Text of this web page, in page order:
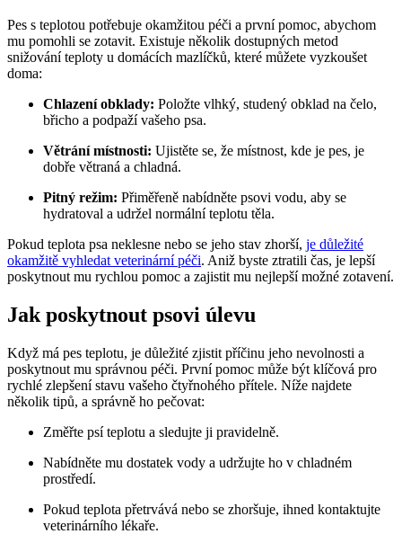
Pes s teplotou potřebuje okamžitou péči a první pomoc, abychom
mu pomohli se zotavit. Existuje několik dostupných metod
snižování teploty u domácích mazlíčků, které ⁢můžete vyzkoušet
doma:
Chlazení obklady: Položte vlhký, studený obklad na čelo,
břicho a⁤ podpaží vašeho psa.
Větrání ⁢místnosti: Ujistěte se, že místnost, kde je pes, je
dobře větraná ⁢a chladná.
Pitný⁣ režim: Přiměřeně nabídněte psovi vodu, ‍aby se‍
hydratoval a udržel normální teplotu těla.
Pokud teplota psa neklesne nebo se ‌jeho‍ stav zhorší, je důležité
okamžitě vyhledat veterinární péči. Aniž byste ztratili čas, je lepší
poskytnout mu rychlou pomoc a zajistit mu nejlepší ⁢možné zotavení.
Jak poskytnout⁢ psovi úlevu
Když má pes teplotu, je důležité zjistit příčinu jeho‍ nevolnosti a
poskytnout mu ​správnou péči. První pomoc může být klíčová pro​
rychlé zlepšení stavu vašeho čtyřnohého přítele.⁤ Níže najdete
několik tipů, a ⁢správně ho pečovat:
Změřte psí teplotu a sledujte ji‌ pravidelně.
Nabídněte mu dostatek vody a udržujte ho ⁤v chladném
prostředí.
Pokud teplota přetrvává nebo se zhoršuje, ihned kontaktujte
veterinárního lékaře.